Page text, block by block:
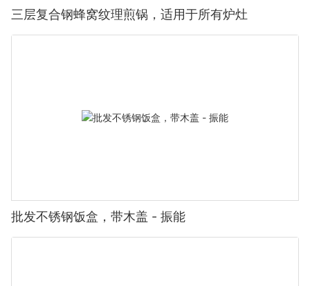
三层复合钢蜂窝纹理煎锅，适用于所有炉灶
批发不锈钢饭盒，带木盖 - 振能